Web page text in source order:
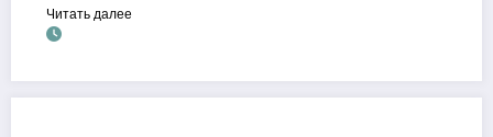
Читать далее